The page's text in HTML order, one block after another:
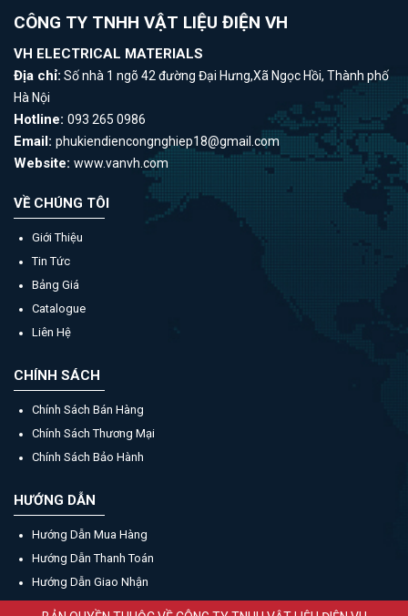
CÔNG TY TNHH VẬT LIỆU ĐIỆN VH
VH ELECTRICAL MATERIALS
Địa chỉ: Số nhà 1 ngõ 42 đường Đại Hưng,Xã Ngọc Hồi, Thành phố
Hà Nội
Hotline: 093 265 0986
Email: phukiendiencongnghiep18@gmail.com
Website: www.vanvh.com
VỀ CHÚNG TÔI
Giới Thiệu
Tin Tức
Bảng Giá
Catalogue
Liên Hệ
CHÍNH SÁCH
Chính Sách Bán Hàng
Chính Sách Thương Mại
Chính Sách Bảo Hành
HƯỚNG DẪN
Hướng Dẫn Mua Hàng
Hướng Dẫn Thanh Toán
Hướng Dẫn Giao Nhận